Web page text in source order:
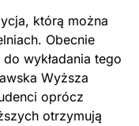
którą można
Obecnie
wykładania tego
Wyższa
oprócz
otrzymują